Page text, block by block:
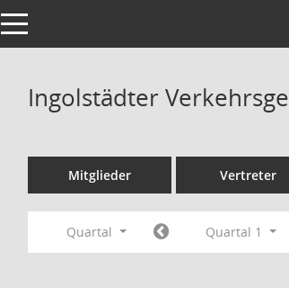
Toggle navigation
Ingolstädter
Mitglieder Vertreter
Quartal Quartal 1